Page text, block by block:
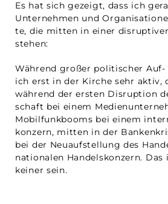
Es hat sich gezeigt, dass ich
Unter­neh­men und
te, die mit­ten in einer
stehen:
Wäh­rend gro­ßer poli­ti­scher Auf-
ich erst in der Kir­che sehr aktiv,
wäh­rend der ers­ten Dis­rup­ti­on
schaft bei einem
Mobil­funk­booms bei einem
kon­zern, mit­ten in der
bei der Neu­auf­stel­lung des
na­tio­na­len Han­dels­kon­zern.
kei­ner sein.